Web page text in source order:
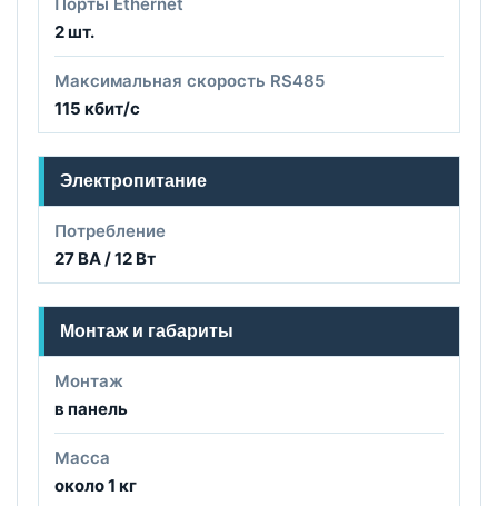
Порты Ethernet
2 шт.
Максимальная скорость RS485
115 кбит/с
Электропитание
Потребление
27 ВА / 12 Вт
Монтаж и габариты
Монтаж
в панель
Масса
около 1 кг